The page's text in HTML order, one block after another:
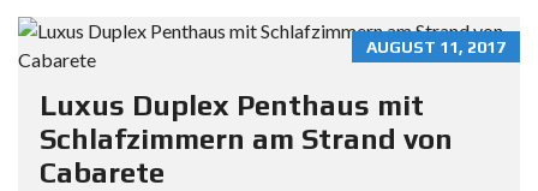
AUGUST 11, 2017
Luxus Duplex Penthaus mit
Schlafzimmern am Strand von
Cabarete